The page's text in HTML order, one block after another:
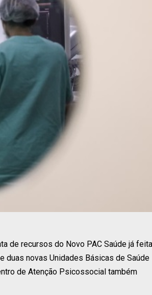
de recursos do Novo PAC Saúde já feita
duas novas Unidades Básicas de Saúde
de Atenção Psicossocial também